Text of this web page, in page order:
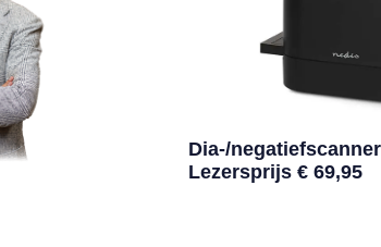
Dia-/
Lezersprijs € 69,95